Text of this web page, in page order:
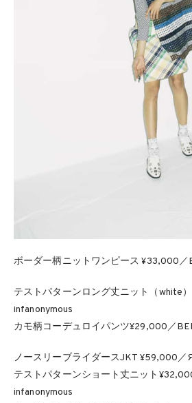
ボーダー柄ニットワンピース ¥33,000／
テストパターンロング丈ニット（white
infanonymous
カモ柄コーデュロイパンツ¥29,000／
ノースリーブライダースJKT ¥59,000／
テストパターンショート丈ニット
infanonymous